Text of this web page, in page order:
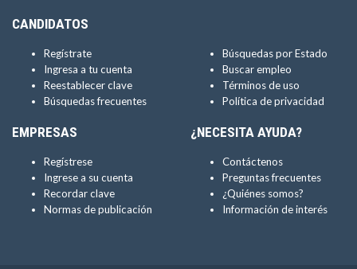
CANDIDATOS
Regístrate
Ingresa a tu cuenta
Reestablecer clave
Búsquedas frecuentes
Búsquedas por Estado
Buscar empleo
Términos de uso
Política de privacidad
EMPRESAS
Regístrese
Ingrese a su cuenta
Recordar clave
Normas de publicación
¿NECESITA AYUDA?
Contáctenos
Preguntas frecuentes
¿Quiénes somos?
Información de interés